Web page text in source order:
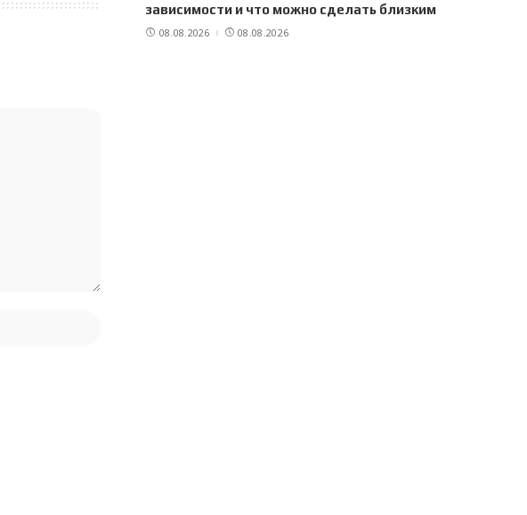
зависимости и что можно сделать близким
08.08.2026 08.08.2026